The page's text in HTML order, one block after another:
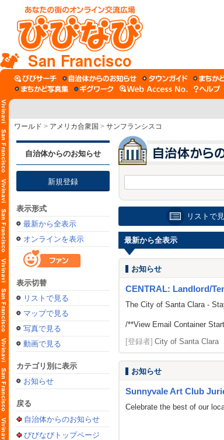
San Francisco
ワールド > アメリカ合衆国 > サンフランシスコ
自治体からのお知らせ
新規登録
表示形式
最新から全表示
オンラインを表示
表示切替
リストで見る
マップで見る
写真で見る
動画で見る
カテゴリ別に表示
お知らせ
戻る
自治体からのお知らせ
びびなびトップページ
リストで
最新から全表示
お知らせ
CENTRAL: Landlord/
The City of Santa Clara -
/**View Email Container
[登録者] City of Santa Clara
お知らせ
Sunnyvale Art Club
Celebrate the best of our